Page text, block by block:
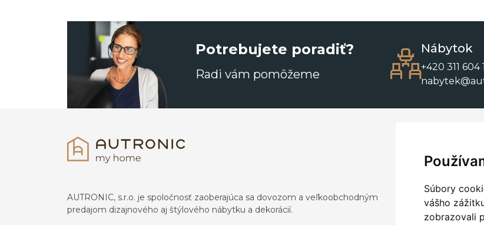
Súbory
vášho
zobrazovali
Potrebujete poradiť?
Radi vám pomôžeme
Nábytok
+420 311 604
AUTRONIC, s.r.o. je spoločnosť zaoberajúca sa dovozom a veľkoobchodným
predajom dizajnového aj štýlového nábytku a dekorácií.